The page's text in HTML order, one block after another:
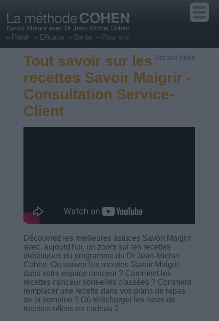
Accueil vidéo
Tout savoir sur les
recettes Savoir Maigrir -
Consultation Service-
Client
Découvrez les meilleures astuces Savoir Maigrir
avec, aujourd'hui, un zoom sur les recettes
diététiques du programme du Dr Jean-Michel
Cohen. Où trouver les recettes Savoir Maigrir
dans votre espace minceur ? Comment les
recettes minceur sont-elles classées ? Comment
remplacer une recette dans vos plans de repas
de la semaine ? Où télécharger les livres de
recettes offerts en cadeau ?